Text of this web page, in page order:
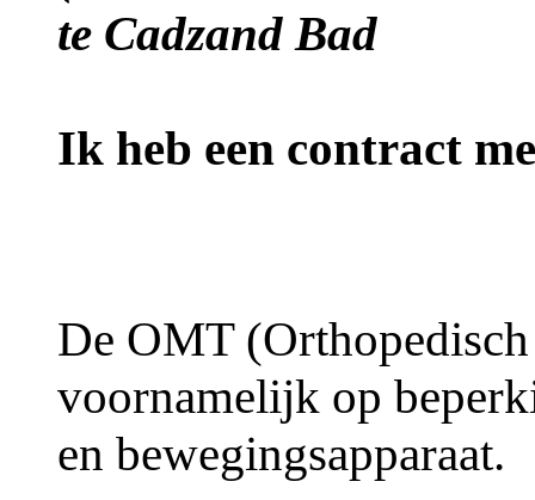
te Cadzand Bad
Ik heb een contract
De OMT
voornamelijk op
en bewegingsapparaat.